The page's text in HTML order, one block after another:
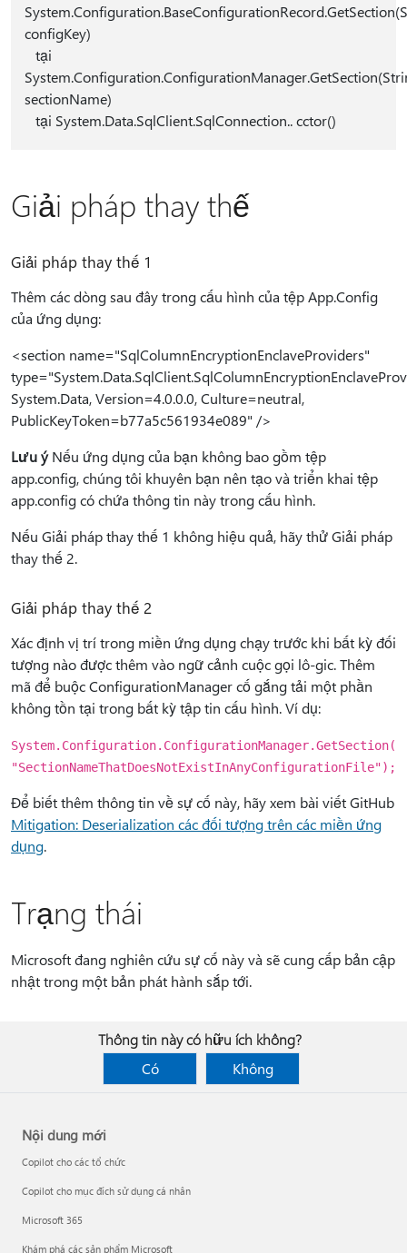
configKey)
tại
sectionName)
tại System.Data.SqlClient.SqlConnection.. cctor()
Giải pháp thay thế
Giải pháp thay thế 1
Thêm các dòng sau đây trong cấu hình của tệp App.Config
của ứng dụng:
<section name="SqlColumnEncryptionEnclaveProviders"
System.Data, Version=4.0.0.0, Culture=neutral,
PublicKeyToken=b77a5c561934e089" />
Lưu ýNếu ứng dụng của bạn không bao gồm tệp
app.config, chúng tôi khuyên bạn nên tạo và triển khai tệp
app.config có chứa thông tin này trong cấu hình.
Nếu Giải pháp thay thế 1 không hiệu quả, hãy thử Giải pháp
thay thế 2.
Giải pháp thay thế 2
Xác định vị trí trong miền ứng dụng chạy trước khi bất kỳ đối
tượng nào được thêm vào ngữ cảnh cuộc gọi lô-gic. Thêm
mã để buộc ConfigurationManager cố gắng tải một phần
không tồn tại trong bất kỳ tập tin cấu hình. Ví dụ:
System.Configuration.ConfigurationManager.GetSection(
"SectionNameThatDoesNotExistInAnyConfigurationFile");
Để biết thêm thông tin về sự cố này, hãy xem bài viết GitHub
Mitigation: Deserialization các đối tượng trên các miền ứng
dụng.
Trạng thái
Microsoft đang nghiên cứu sự cố này và sẽ cung cấp bản cập
nhật trong một bản phát hành sắp tới.
Thông tin này có hữu ích không?
Có
Không
Nội dung mới
Copilot cho các tổ chức
Copilot cho mục đích sử dụng cá nhân
Microsoft 365
Khám phá các sản phẩm Microsoft